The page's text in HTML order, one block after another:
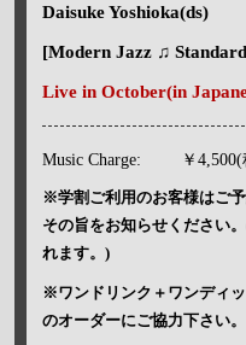
Daisuke Yoshioka(ds)
[Modern Jazz ♫
Live in October(in
Music Charge: ￥
※学割ご利用のお客様はご
その旨をお知らせください
れます。)
※ワンドリンク＋ワンディ
のオーダーにご協力下さい。